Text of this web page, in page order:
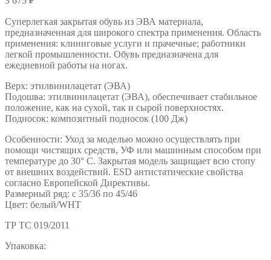
Cуперлегкая закрытая обувь из ЭВА материала,
предназначенная для широкого спектра применения. Область
применения: клиниговые услуги и прачечные; работники
легкой промышленности. Обувь предназначена для
ежедневной работы на ногах.
Верх: этилвинилацетат (ЭВА)
Подошва: этилвинилацетат (ЭВА), обеспечивает стабильное
положение, как на сухой, так и сырой поверхностях.
Подносок: композитный подносок (100 Дж)
Особенности: Уход за моделью можно осуществлять при
помощи чистящих средств, УФ или машинным способом при
температуре до 30° C. Закрытая модель защищает всю стопу
от внешних воздействий. ESD антистатические свойства
согласно Европейской Директивы.
Размерный ряд: с 35/36 по 45/46
Цвет: белый/WHT
ТР ТС 019/2011
Упаковка: